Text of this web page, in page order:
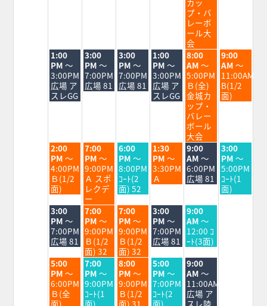
22nd
2026
プ・バ
レーボ
ール大
会
火
曜
日,
8
月
18th
1:00
PM ～
3:00PM
広場 ア
スレGG
水
曜
日,
8
月
3:00
PM ～
7:00PM
広場 81
木
曜
日,
8
月
3:00
PM ～
7:00PM
広場 81
金
曜
日,
8
月
21st
1:00
PM ～
3:00PM
広場 ア
スレGG
土
曜
日,
8
月
22nd
2026
8:00
AM ～
5:00PM
Ｂ(全)
金城カ
ップ・
バレー
ボール
大会
日
曜
日,
8
月
23rd
9:00
AM ～
11:00AM
B(1/2
面)
火
曜
日,
8
月
18th
2026
2:00
PM ～
4:00PM
Ｂ(1/2
面)
水
曜
日,
8
月
19th
2026
7:00
PM ～
9:00PM
Ａ スポ
レクデ
ー
木
曜
日,
8
月
20th
2026
6:00
PM ～
8:00PM
ｺｰﾄ(2
面) 52
金
曜
日,
8
月
2026
1:30
PM ～
3:30PM
Ａ
土
曜
日,
8
月
2026
9:00
AM ～
6:00PM
広場 81
日
曜
日,
8
月
23rd
3:00
PM ～
5:00PM
ｺｰﾄ(1
面)
火
曜
日,
8
月
18th
2026
3:00
PM ～
7:00PM
広場 81
水
曜
日,
8
月
19th
2026
7:00
PM ～
9:00PM
Ｂ(1/2
面) 32
木
曜
日,
8
月
20th
2026
7:00
PM ～
9:00PM
Ｂ(1/2
面) 32
金
曜
日,
8
月
21st
2026
3:00
PM ～
7:00PM
広場 81
土
曜
日,
8
月
22nd
2026
9:00
AM ～
12:00 ｺ
ｰﾄ(3面)
火
曜
日,
8
月
5:00
PM ～
6:00PM
Ｂ(全
面)
水
曜
日,
8
月
7:00
PM ～
9:00PM
ｺｰﾄ(1
面)
木
曜
日,
8
月
8:00
PM ～
9:00PM
Ｂ(1/2
面) 31
金
曜
日,
8
月
5:00
PM ～
7:00PM
ｺｰﾄ(2
面)
土
曜
日,
8
月
9:00
AM ～
11:00AM
広場 ア
スレ陸